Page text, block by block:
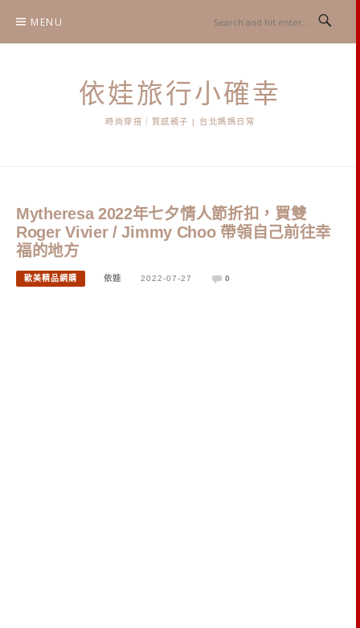
content
MENU
依娃旅行小確幸
時尚穿搭｜質感親子 | 台北媽媽日常
Mytheresa 2022年七夕情人節折扣，買雙
Roger Vivier / Jimmy Choo 帶領自己前往幸
福的地方
歐美精品網購 依娃 2022-07-27 0